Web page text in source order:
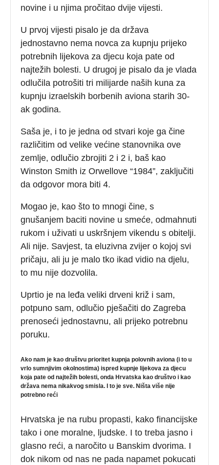
novine i u njima pročitao dvije vijesti.
U prvoj vijesti pisalo je da država
jednostavno nema novca za kupnju prijeko
potrebnih lijekova za djecu koja pate od
najtežih bolesti. U drugoj je pisalo da je vlada
odlučila potrošiti tri milijarde naših kuna za
kupnju izraelskih borbenih aviona starih 30-
ak godina.
Saša je, i to je jedna od stvari koje ga čine
različitim od velike većine stanovnika ove
zemlje, odlučio zbrojiti 2 i 2 i, baš kao
Winston Smith iz Orwellove “1984”, zaključiti
da odgovor mora biti 4.
Mogao je, kao što to mnogi čine, s
gnušanjem baciti novine u smeće, odmahnuti
rukom i uživati u uskršnjem vikendu s obitelji.
Ali nije. Savjest, ta eluzivna zvijer o kojoj svi
pričaju, ali ju je malo tko ikad vidio na djelu,
to mu nije dozvolila.
Uprtio je na leđa veliki drveni križ i sam,
potpuno sam, odlučio pješačiti do Zagreba
prenoseći jednostavnu, ali prijeko potrebnu
poruku.
Ako nam je kao društvu prioritet kupnja polovnih aviona (i to u
vrlo sumnjivim okolnostima) ispred kupnje lijekova za djecu
koja pate od najtežih bolesti, onda Hrvatska kao društvo i kao
država nema nikakvog smisla. I to je sve. Ništa više nije
potrebno reći
Hrvatska je na rubu propasti, kako financijske
tako i one moralne, ljudske. I to treba jasno i
glasno reći, a naročito u Banskim dvorima. I
dok nikom od nas ne pada napamet pokucati